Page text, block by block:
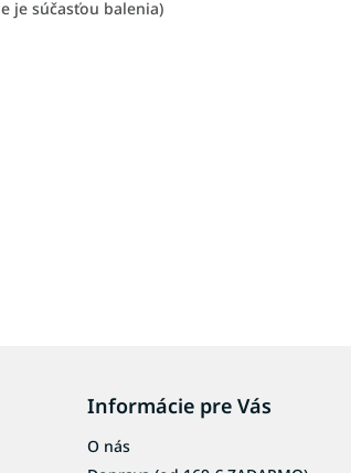
je súčasťou balenia)
Informácie pre Vás
O nás